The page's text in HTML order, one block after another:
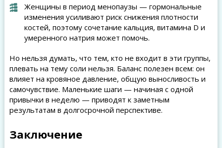
Женщины в период менопаузы — гормональные
изменения усиливают риск снижения плотности
костей, поэтому сочетание кальция, витамина D и
умеренного натрия может помочь.
Но нельзя думать, что тем, кто не входит в эти группы,
плевать на тему соли нельзя. Баланс полезен всем: он
влияет на кровяное давление, общую выносливость и
самочувствие. Маленькие шаги — начиная с одной
привычки в неделю — приводят к заметным
результатам в долгосрочной перспективе.
Заключение